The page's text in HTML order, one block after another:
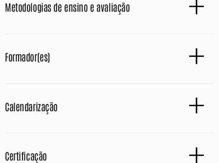
Metodologias de ensino e avaliação
Formador(es)
Calendarização
Certificação